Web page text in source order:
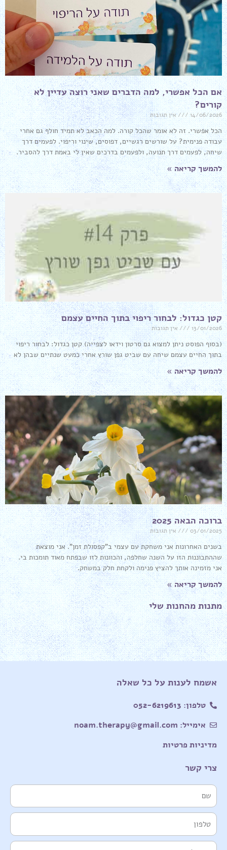
אם הכל אפשרי, למה הדברים שאני רוצה עדיין לא
קורים?
14/06/2026 אין תגובות
הכל אפשרי. זה לא אומר שהכל קורה. למה הכאב לא תמיד חולף גם אחרי
עבודה פנימית? על שורשים רגשיים, דפוסים, שינוי וריפוי. לפעמים דרך
שיחה, לפעמים דרך תנועה, ולפעמים בדרכים שאין לי באמת דרך להסביר.
להמשך קריאה »
קטן כגדול: לבחור ריפוי בתוך החיים עצמם
13/01/2026 אין תגובות
(בסוף הפוסט ניתן למצוא גם סרטון וידאו לצפייה) קטן כגדול: לבחור ריפוי
בתוך החיים עצמם שיחה עם שביט גפן שורץ אחרי כמעט שנתיים שבהן לא
להמשך קריאה »
ברוכה הבאה 2025
03/01/2025 אין תגובות
בשנים האחרונות אני משחקת עם עצמי ב"קפסולת זמן". אני מוצאת
שההתבוננות הזו על השנה שחלפה, והכוונות לזו שבפתח מאוד תומכות בי.
אני מזמינה אותך להציץ פנימה ולקחת חלק במשחק.
להמשך קריאה »
מתנות מהחנות שלי
אשמח לענות על כל שאלה
טלפון: 052-6219613
אימייל: noam.therapy@gmail.com
מדיניות פרטיות
צרי קשר
שם
טלפון
אימייל